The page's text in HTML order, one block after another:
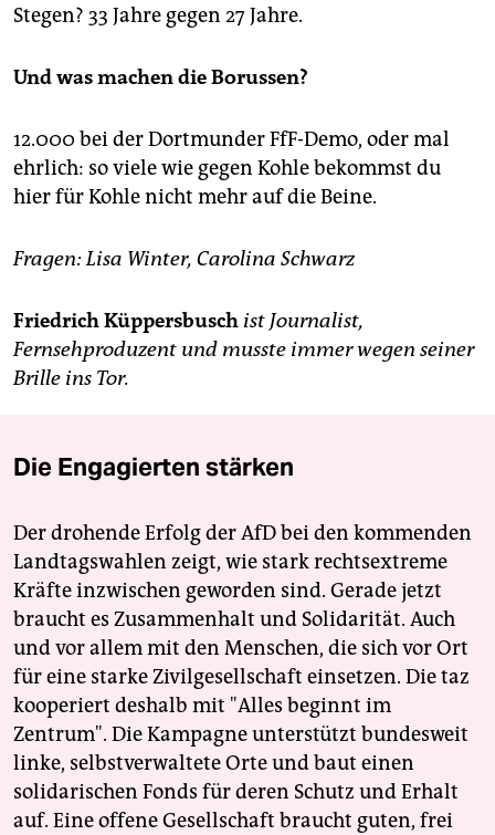
Stegen? 33 Jahre gegen 27 Jahre.
Und was machen die Borussen?
12.000 bei der Dortmunder FfF-Demo, oder mal
ehrlich: so viele wie gegen Kohle bekommst du
hier für Kohle nicht mehr auf die Beine.
Fragen: Lisa Winter, Carolina Schwarz
Friedrich Küppersbusch ist Journalist,
Fernsehproduzent und musste immer wegen seiner
Brille ins Tor.
Die Engagierten stärken
Der drohende Erfolg der AfD bei den kommenden
Landtagswahlen zeigt, wie stark rechtsextreme
Kräfte inzwischen geworden sind. Gerade jetzt
braucht es Zusammenhalt und Solidarität. Auch
und vor allem mit den Menschen, die sich vor Ort
für eine starke Zivilgesellschaft einsetzen. Die taz
kooperiert deshalb mit "Alles beginnt im
Zentrum". Die Kampagne unterstützt bundesweit
linke, selbstverwaltete Orte und baut einen
solidarischen Fonds für deren Schutz und Erhalt
auf. Eine offene Gesellschaft braucht guten, frei